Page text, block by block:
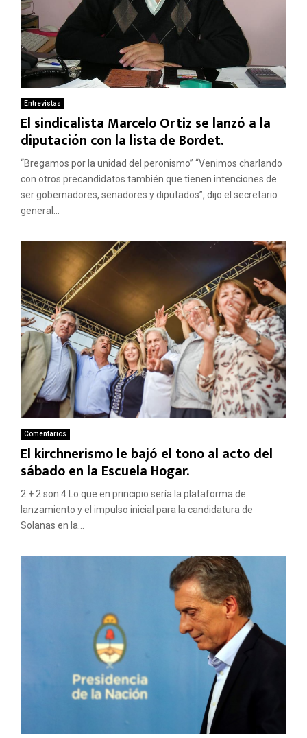
Entrevistas
El sindicalista Marcelo Ortiz se lanzó a la
diputación con la lista de Bordet.
“Bregamos por la unidad del peronismo” “Venimos charlando
con otros precandidatos también que tienen intenciones de
ser gobernadores, senadores y diputados”, dijo el secretario
general...
Comentarios
El kirchnerismo le bajó el tono al acto del
sábado en la Escuela Hogar.
2 + 2 son 4 Lo que en principio sería la plataforma de
lanzamiento y el impulso inicial para la candidatura de
Solanas en la...